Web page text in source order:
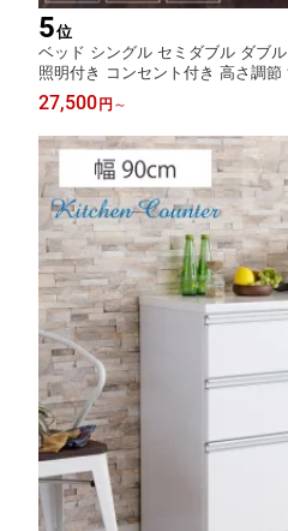
5位
ベッド シングル セミダブル ダブ
照明付き コンセント付き 高さ調節
ボット対応 / ベッド フレームのみ
欧 モダン 人気 ベット すのこベッド
27,500 円 ～